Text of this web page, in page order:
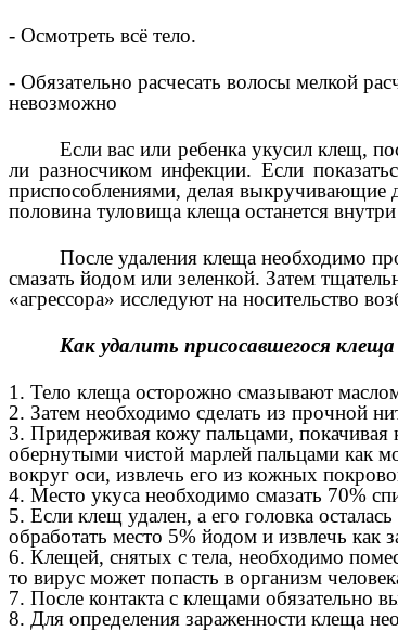
- Осмотреть всё тело.
- Обязательно расчесать волосы мелкой
невозможно
Если вас или ребенка укусил клещ,
ли разносчиком инфекции. Если
приспособлениями, делая выкручивающие
половина туловища клеща останется
После удаления клеща необходимо
смазать йодом или зеленкой. Затем
«агрессора» исследуют на носительство
Как удалить присосавшегося
1. Тело клеща осторожно смазывают
2. Затем необходимо сделать из прочной
3. Придерживая кожу пальцами, покачивая
обернутыми чистой марлей пальцами как
вокруг оси, извлечь его из кожных
4. Место укуса необходимо смазать 70%
5. Если клещ удален, а его головка
обработать место 5% йодом и извлечь как
6. Клещей, снятых с тела, необходимо
то вирус может попасть в организм
7. После контакта с клещами обязательно
8. Для определения зараженности клеща